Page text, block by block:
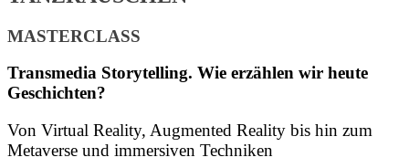
MASTERCLASS
Transmedia Storytelling. Wie erzählen wir heute
Geschichten?
Von Virtual Reality, Augmented Reality bis hin zum
Metaverse und immersiven Techniken